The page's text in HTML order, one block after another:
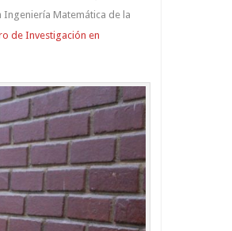
Ingeniería Matemática de la
de Investigación en